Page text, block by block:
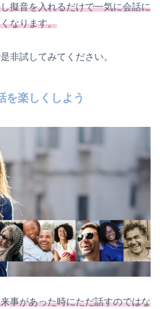
擬音を入れるだけで一気に会話に
なります。
非試してみてください。
を楽しくしよう
事があった時にただ話すのではな